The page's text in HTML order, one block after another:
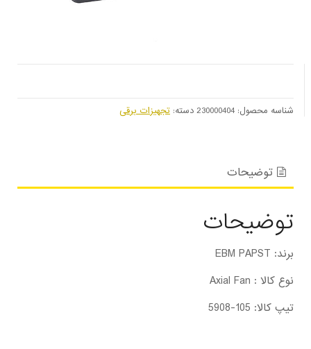
شناسه محصول: 230000404 دسته: تجهیزات برقی
توضیحات
توضیحات
برند: EBM PAPST
نوع کالا : Axial Fan
تیپ کالا: 105-5908